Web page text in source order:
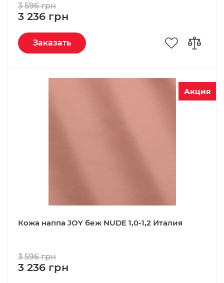
3 236 грн
3 596 грн
Заказать
Акция
Кожа наппа JOY беж NUDE 1,0-1,2 Италия
3 236 грн
3 596 грн